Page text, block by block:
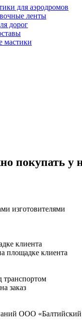
для аэродромов
ленты
дорог
мастики
покупать у
изготовителями
клиента
площадке клиента
транспортом
заказ
ООО «Балтийский